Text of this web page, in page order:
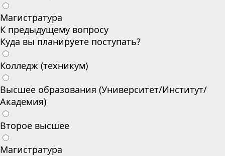
Магистратура
К предыдущему вопросу
Куда вы планируете поступать?
Колледж (техникум)
Высшее образования (Университет/Институт/
Академия)
Второе высшее
Магистратура